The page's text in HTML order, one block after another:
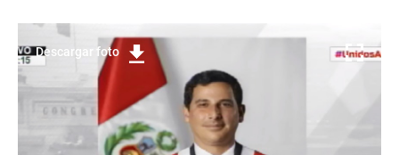
Descargar foto